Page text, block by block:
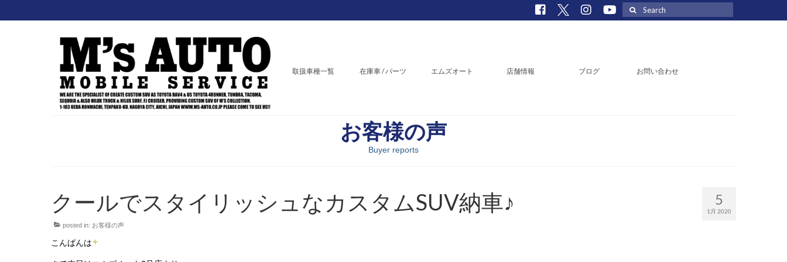
Search
for:
取扱車種一覧 在庫車 / パーツ エムズオート 店舗情報 ブログ お問い合わせ
お客様の声
Buyer reports
5
1月 2020
クールでスタイリッシュなカスタムSUV納車♪
posted in: お客様の声
こんばんは